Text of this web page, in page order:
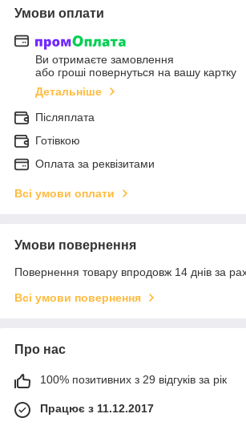
Умови оплати
Ви отримаєте замовлення
або гроші повернуться на вашу картку
Детальніше
Післяплата
Готівкою
Оплата за реквізитами
Всі умови оплати
Умови повернення
Повернення товару впродовж 14 днів за
Всі умови повернення
Про нас
100% позитивних з 29 відгуків за рік
Працює з 11.12.2017